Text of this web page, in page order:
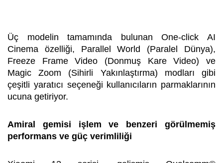
Üç modelin tamamında bulunan One-click AI
Cinema özelliği, Parallel World (Paralel Dünya),
Freeze Frame Video (Donmuş Kare Video) ve
Magic Zoom (Sihirli Yakınlaştırma) modları gibi
çeşitli yaratıcı seçeneği kullanıcıların parmaklarının
ucuna getiriyor.
Amiral gemisi işlem ve benzeri görülmemiş
performans ve güç verimliliği